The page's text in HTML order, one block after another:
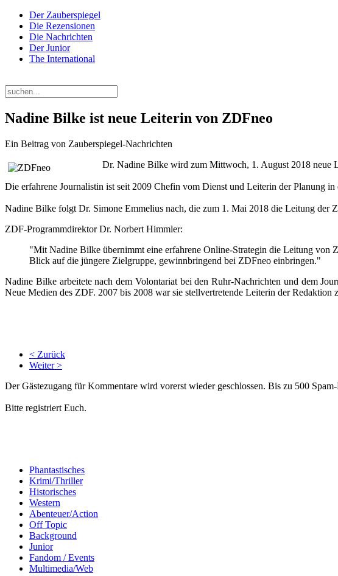
Der Zauberspiegel
Die Rezensionen
Die Nachrichten
Der Junior
The International
Nadine Bilke ist neue Leiterin von ZDFneo
Ein Beitrag von Zauberspiegel-Nachrichten
Dr. Nadine Bilke wird zum Mittwoch, 1. August 2018 neue
Die erfahrene Journalistin ist seit 2009 Chefin vom Dienst und Leiterin der Planung
Nadine Bilke folgt Dr. Simone Emmelius nach, die zum 1. Mai 2018 die Leitung der
ZDF-Programmdirektor Dr. Norbert Himmler:
"Mit Nadine Bilke übernimmt eine erfahrene Online-Strategin die Leitung von
Blick auf die jüngere Zielgruppe, gewinnbringend bei ZDFneo einbringen."
Nadine Bilke arbeitete nach dem Volontariat bei den Ruhr-Nachrichten und dem
Neue Medien des ZDF. 2007 bis 2008 war sie stellvertretende Leiterin der Redaktion
< Zurück
Weiter >
Der Gästezugang für Kommentare wird vorerst wieder geschlossen. Bis zu 500
Bitte registriert Euch.
Phantastisches
Krimi/Thriller
Historisches
Western
Abenteuer/Action
Off Topic
Background
Junior
Fandom / Events
Multimedia/Web